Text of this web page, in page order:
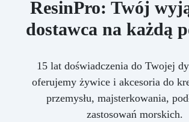
ResinPro: Twój
dostawca na każdą
15 lat doświadczenia do Twojej
oferujemy żywice i akcesoria do
przemysłu, majsterkowania,
zastosowań morskich.